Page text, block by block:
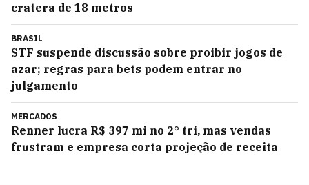
cratera de 18 metros
BRASIL
STF suspende discussão sobre proibir jogos de
azar; regras para bets podem entrar no
julgamento
MERCADOS
Renner lucra R$ 397 mi no 2° tri, mas vendas
frustram e empresa corta projeção de receita